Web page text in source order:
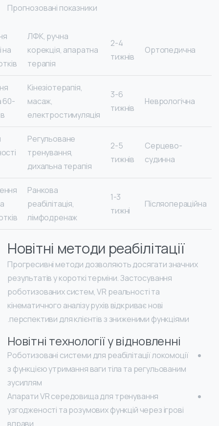
Прогнозовані показники
Ортопедична
2-4
тижнів
ЛФК, ручна
корекція, апаратна
терапія
на
Неврологічна
3-6
тижнів
Кінезіотерапія,
масаж,
електростимуляція
60-
Серцево-
судинна
2-5
тижнів
Регульоване
тренування,
дихальна терапія
Післяопераційна
1-3
тижні
Ранкова
реабілітація,
лімфодренаж
Новітні методи реабілітації
Прогресивні методи дозволяють досягати значних
результатів у короткі терміни. Застосування
роботизованих систем, VR реальності та
кінематичного аналізу рухів відкриває нові
перспективи для клієнтів з зниженими функціями.
Новітні технології у відновленні
Роботизовані системи для реабілітації локомоції
з функцією утримання ваги тіла та регульованим
зусиллям
Апарати VR середовища для тренування
узгодженості та розумових функцій через ігрові
вправи